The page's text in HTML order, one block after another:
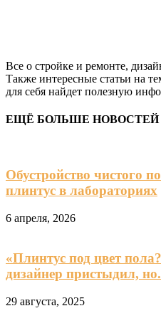
Все о стройке и ремонте,
Также интересные статьи на
для себя найдет полезную
ЕЩЁ БОЛЬШЕ НОВОСТЕЙ
Обустройство чистого
плинтус в лабораториях
6 апреля, 2026
«Плинтус под цвет
дизайнер пристыдил,
29 августа, 2025